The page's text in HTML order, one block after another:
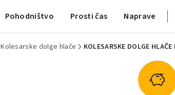
Pohodništvo Prosti čas Naprave
Kolesarske dolge hlače KOLESARSKE DOLGE